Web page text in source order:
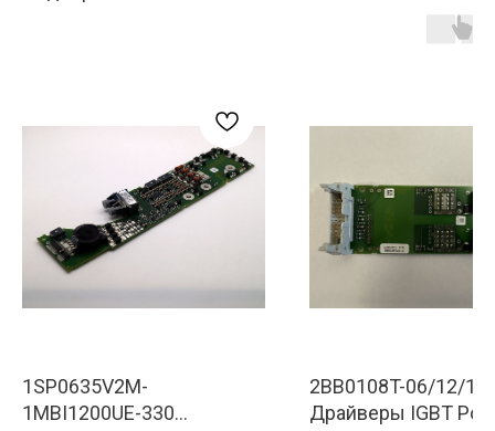
1SP0635V2M-
1MBI1200UE-330
2BB0108T-06/12/17
Драйверы IGBT